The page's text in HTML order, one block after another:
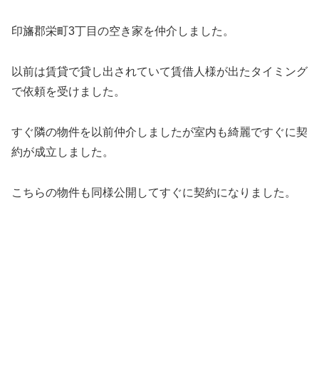
印旛郡栄町3丁目の空き家を仲介しました。
以前は賃貸で貸し出されていて賃借人様が出たタイミング
で依頼を受けました。
すぐ隣の物件を以前仲介しましたが室内も綺麗ですぐに契
約が成立しました。
こちらの物件も同様公開してすぐに契約になりました。